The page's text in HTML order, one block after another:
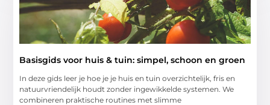
Basisgids voor huis & tuin: simpel, schoon en groen
In deze gids leer je hoe je je huis en tuin overzichtelijk, fris en
natuurvriendelijk houdt zonder ingewikkelde systemen. We
combineren praktische routines met slimme